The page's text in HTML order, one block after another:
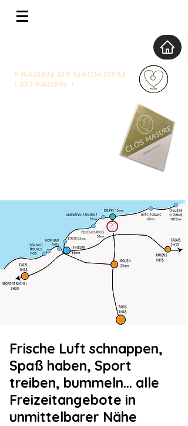
FRAGEN SIE NACH DEM
LEITFADEN !
Frische Luft schnappen,
Spaß haben, Sport
treiben, bummeln... alle
Freizeitangebote in
unmittelbarer Nähe